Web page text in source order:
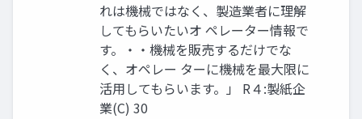
れは機械ではなく、製造業者に理解
してもらいたいオ ペレーター情報で
す。・・機械を販売するだけでな
く、オペレー ターに機械を最大限に
活用してもらいます。」 R４:製紙企
業(C) 30